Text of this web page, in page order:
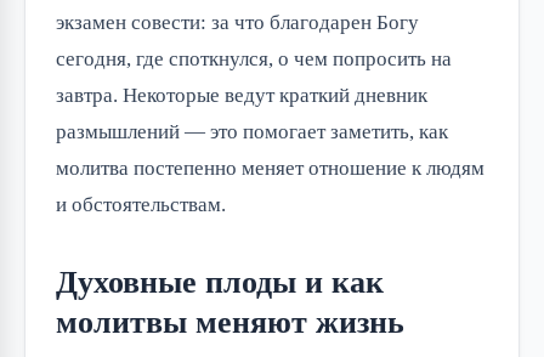
экзамен совести: за что благодарен Богу
сегодня, где споткнулся, о чем попросить на
завтра. Некоторые ведут краткий дневник
размышлений — это помогает заметить, как
молитва постепенно меняет отношение к людям
и обстоятельствам.
Духовные плоды и как
молитвы меняют жизнь